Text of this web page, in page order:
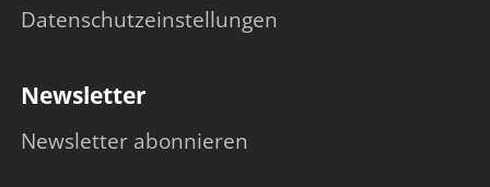
Datenschutzeinstellungen
Newsletter
Newsletter abonnieren